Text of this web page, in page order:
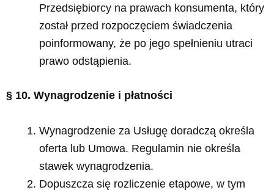
Przedsiębiorcy na prawach konsumenta, który
został przed rozpoczęciem świadczenia
poinformowany, że po jego spełnieniu utraci
prawo odstąpienia.
§ 10. Wynagrodzenie i płatności
Wynagrodzenie za Usługę doradczą określa
oferta lub Umowa. Regulamin nie określa
stawek wynagrodzenia.
Dopuszcza się rozliczenie etapowe, w tym